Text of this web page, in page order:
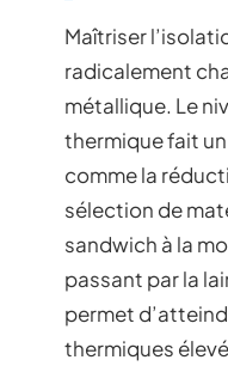
Maîtriser
radicalement
métallique. Le
thermique fait
comme la
sélection de
sandwich à la
passant par la
permet
thermiques